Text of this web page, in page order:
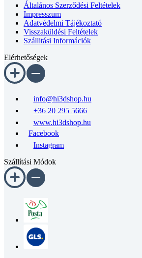
Általános Szerződési Feltételek
Impresszum
Adatvédelmi Tájékoztató
Visszaküldési Feltételek
Szállitási Információk
Elérhetőségek
info@hi3dshop.hu
+36 20 295 5666
www.hi3dshop.hu
Facebook
Instagram
Szállítási Módok